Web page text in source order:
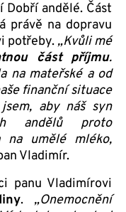
andělé. Část
právě na dopravu
potřeby. „Kvůli mé
část příjmu.
na mateřské a od
finanční situace
aby náš syn
andělů proto
na umělé mléko,
Vladimír.
panu Vladimírovi
.„Onemocnění